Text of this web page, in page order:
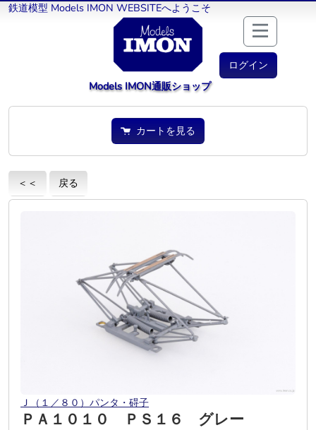
鉄道模型 Models IMON WEBSITEへようこそ
ログイン
Models IMON通販ショップ
カートを見る
＜＜ 戻る
Ｊ（１／８０）パンタ・碍子
ＰＡ１０１０ ＰＳ１６ グレー